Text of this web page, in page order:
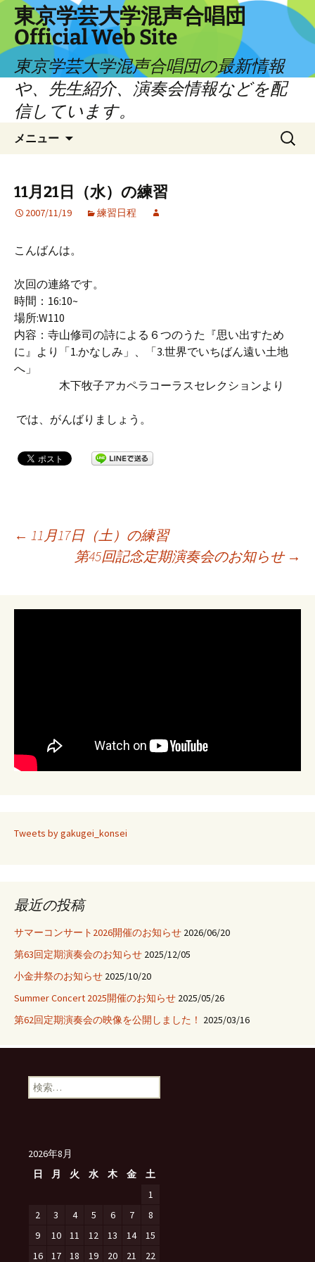
ン
ツ
キ
東京学芸大学混声合唱団
Official Web Site
東京学芸大学混声合唱団の最新情報
や、先生紹介、演奏会情報などを配
信しています。
メニュー
検
索:
11月21日（水）の練習
2007/11/19 練習日程
こんばんは。
次回の連絡です。
時間：16:10~
場所:W110
内容：寺山修司の詩による６つのうた『思い出すため
に』より「1.かなしみ」、「3.世界でいちばん遠い土地
へ」
木下牧子アカペラコーラスセレクションより
では、がんばりましょう。
投
ー
ン
← 11月17日（土）の練習
第45回記念定期演奏会のお知らせ →
Tweets by gakugei_konsei
最近の投稿
サマーコンサート2026開催のお知らせ 2026/06/20
第63回定期演奏会のお知らせ 2025/12/05
小金井祭のお知らせ 2025/10/20
Summer Concert 2025開催のお知らせ 2025/05/26
第62回定期演奏会の映像を公開しました！ 2025/03/16
検
索:
2026年8月
日
月 火 水 木 金
土
1
2
3 4 5 6 7
8
9
10 11 12 13 14
15
16
17 18 19 20 21 22